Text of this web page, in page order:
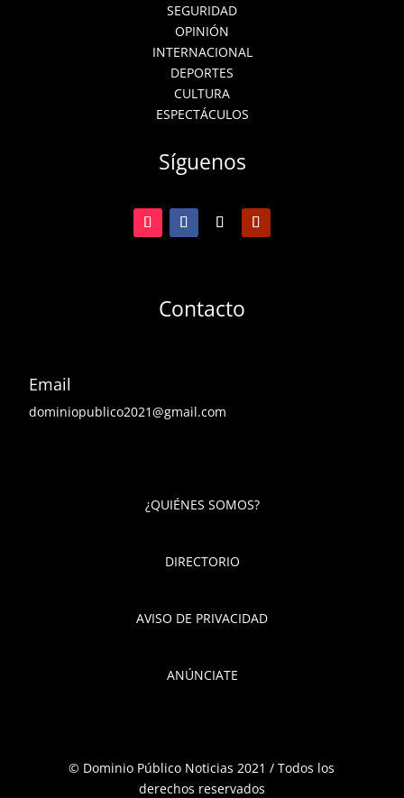
SEGURIDAD
OPINIÓN
INTERNACIONAL
DEPORTES
CULTURA
ESPECTÁCULOS
Síguenos
Contacto
Email
dominiopublico2021@gmail.com
¿QUIÉNES SOMOS?
DIRECTORIO
AVISO DE PRIVACIDAD
ANÚNCIATE
© Dominio Público Noticias 2021 / Todos los
derechos reservados